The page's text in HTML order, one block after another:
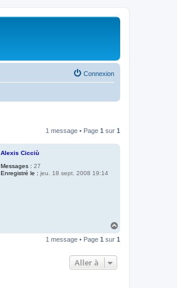
Connexion
1 message • Page 1 sur 1
Alexis Cicciù
Messages : 27
Enregistré le : jeu. 18 sept. 2008 19:14
u
1 message • Page 1 sur 1
Aller à